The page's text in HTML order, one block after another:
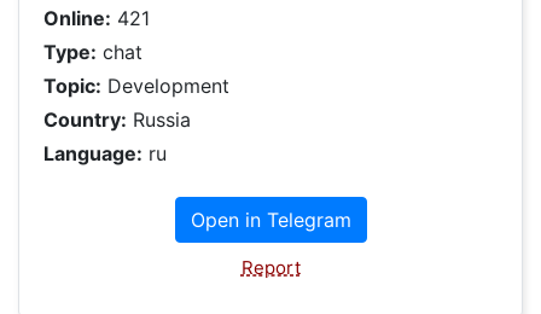
Online: 421
Type: chat
Topic: Development
Country: Russia
Language: ru
Open in Telegram
Report